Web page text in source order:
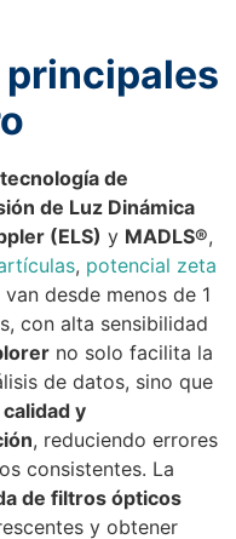
tecnología de
de Luz Dinámica
(ELS) y MADLS®,
, potencial zeta
desde menos de 1
con alta sensibilidad
no solo facilita la
de datos, sino que
y
, reduciendo errores
consistentes. La
de filtros ópticos
y obtener